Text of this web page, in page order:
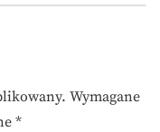
Wymagane
*